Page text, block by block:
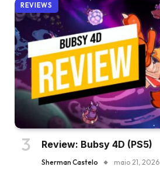
REVIEWS
Review: Bubsy 4D (PS5)
Sherman Castelo maio 21, 2026